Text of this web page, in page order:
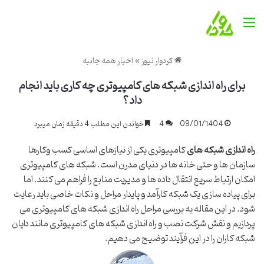
منو
کردوار نیوز»اخبار همه جانبه
برای راه اندازی شبکه های کامپیوتری چه کاری باید انجام
داد؟
09/01/1404
4 خواندن این مطلب 4 دقیقه زمان میبرد
راه اندازی شبکه هایکامپیوتری یکی از نیازهای اساسی کسب وکارها
سازمان ها و حتی خانه ها در دنیای مدرن است. شبکه های کامپیوتری
امکان ارتباط سریع انتقال داده ها و مدیریت منابع را فراهم می کنند. اما
برای پیاده سازی یک شبکه کارآمد و پایدار مراحل و نکات خاصی باید رعایت
شود. در این مقاله به بررسی مراحل راه اندازی شبکه های کامپیوتری می
پردازیم و نقششرکت نصب و راه اندازی شبکه های کامپیوتریماننددایان
شبکه کارانرا در این فرآیند توضیح می دهیم.